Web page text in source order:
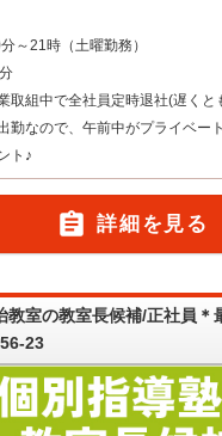
～21時（土曜勤務）
取組中で全社員定時退社(遅くと
勤なので、午前中がプライベー
ト♪
 詳細を見る
教室の教室長候補/正社員
23